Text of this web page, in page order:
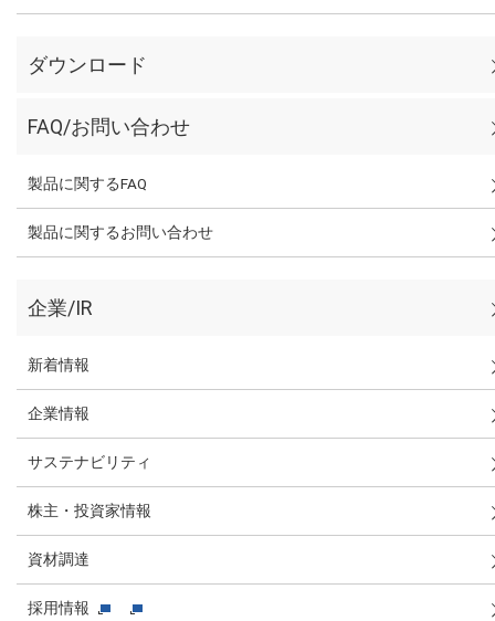
ダウンロード
FAQ/お問い合わせ
製品に関するFAQ
製品に関するお問い合わせ
企業/IR
新着情報
企業情報
サステナビリティ
株主・投資家情報
資材調達
採用情報